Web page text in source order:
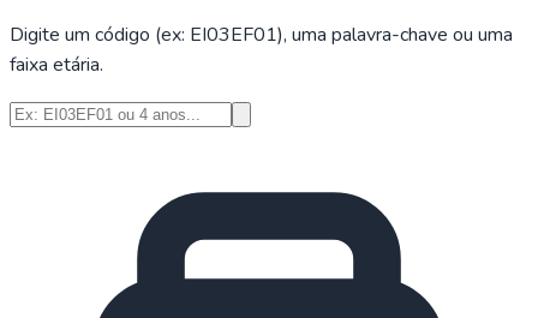
Digite um código (ex: EI03EF01), uma palavra-chave ou uma
faixa etária.